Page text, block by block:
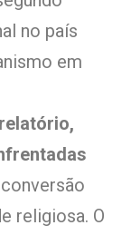
no país
em
religiosa. O